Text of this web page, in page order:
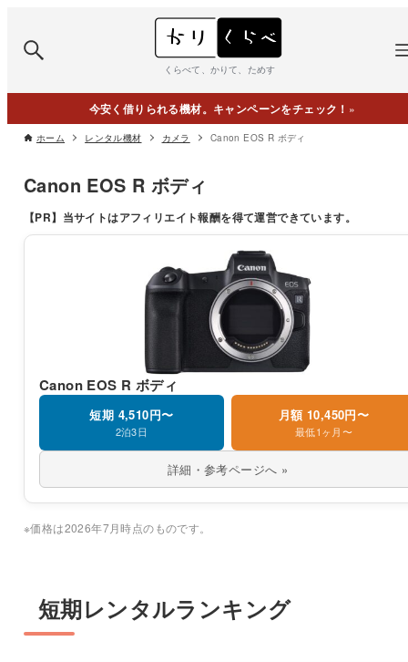
くらべて、かりて、ためす
今安く借りられる機材。キャンペーンをチェック！ »
ホーム レンタル機材 カメラ Canon EOS R ボディ
Canon EOS R ボディ
【PR】 当サイトはアフィリエイト報酬を得て運営できています。
Canon EOS R ボディ
短期 4,510円〜
2泊3日
月額 10,450円〜
最低1ヶ月〜
詳細・参考ページへ »
※価格は2026年7月時点のものです。
短期レンタルランキング